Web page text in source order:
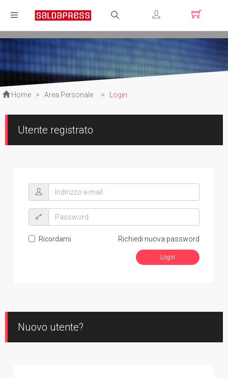
Registrati
Home > Area Personale > Login
Utente registrato
Richiedi nuova password
Ricordami
Nuovo utente?